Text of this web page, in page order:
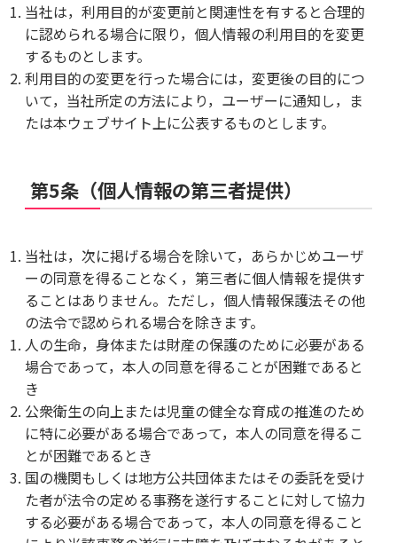
当社は，利用目的が変更前と関連性を有すると合理的
に認められる場合に限り，個人情報の利用目的を変更
するものとします。
利用目的の変更を行った場合には，変更後の目的につ
いて，当社所定の方法により，ユーザーに通知し，ま
たは本ウェブサイト上に公表するものとします。
第5条（個人情報の第三者提供）
当社は，次に掲げる場合を除いて，あらかじめユーザ
ーの同意を得ることなく，第三者に個人情報を提供す
ることはありません。ただし，個人情報保護法その他
の法令で認められる場合を除きます。
人の生命，身体または財産の保護のために必要がある
場合であって，本人の同意を得ることが困難であると
き
公衆衛生の向上または児童の健全な育成の推進のため
に特に必要がある場合であって，本人の同意を得るこ
とが困難であるとき
国の機関もしくは地方公共団体またはその委託を受け
た者が法令の定める事務を遂行することに対して協力
する必要がある場合であって，本人の同意を得ること